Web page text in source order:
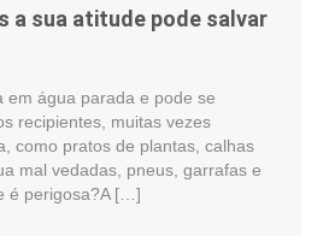
a sua atitude pode salvar
em água parada e pode se
recipientes, muitas vezes
como pratos de plantas, calhas
mal vedadas, pneus, garrafas e
é perigosa?A […]